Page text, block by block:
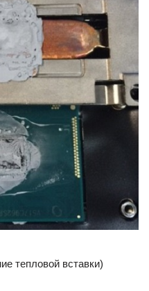
тепловой вставки)